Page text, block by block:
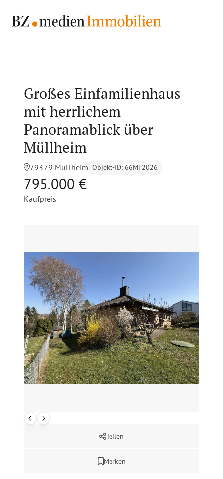
Großes Einfamilienhaus
mit herrlichem
Panoramablick über
Müllheim
79379 Müllheim Objekt-ID: 66MF2026
795.000 €
Kaufpreis
Teilen
Merken